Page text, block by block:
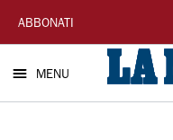
La
Nuova
Sardegna
ABBONATI
MENU